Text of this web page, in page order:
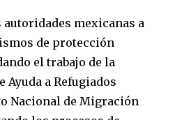
mexicanas a
de protección
el trabajo de la
Ayuda a Refugiados
Nacional de Migración